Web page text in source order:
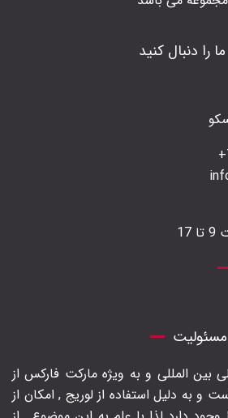
ما را دنبال کنید
بین المللی و به ویژه مارکت فارکس از
و به دلیل استفاده از لوریج , امکان از